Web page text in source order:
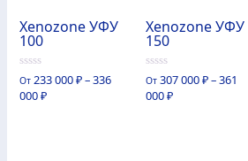
Xenozone УФУ
100
0
из
5
От 233 000₽–336
000₽
Xenozone УФУ
150
0
из
5
От 307 000₽–361
000₽